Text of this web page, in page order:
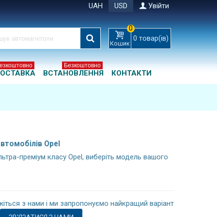
UAH USD Увійти
Кошик
0
0 товар(ів)
ВСТАНОВЛЕННЯ
Безкоштовно
КОНТАКТИ
Opel
преміум класу Opel, виберіть модель вашого
з нами і ми запропонуємо найкращий варіант